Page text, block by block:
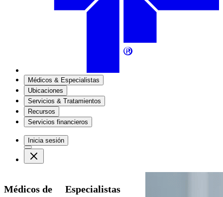
Médicos & Especialistas
Ubicaciones
Servicios & Tratamientos
Recursos
Servicios financieros
Inicia sesión
Médicos de
Especialistas